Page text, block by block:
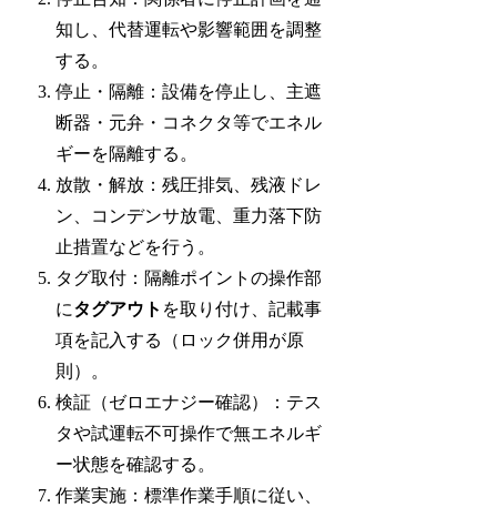
知し、代替運転や影響範囲を調整
する。
停止・隔離：設備を停止し、主遮
断器・元弁・コネクタ等でエネル
ギーを隔離する。
放散・解放：残圧排気、残液ドレ
ン、コンデンサ放電、重力落下防
止措置などを行う。
タグ取付：隔離ポイントの操作部
にタグアウト を取り付け、記載事
項を記入する（ロック併用が原
則）。
検証（ゼロエナジー確認）：テス
タや試運転不可操作で無エネルギ
ー状態を確認する。
作業実施：標準作業手順に従い、